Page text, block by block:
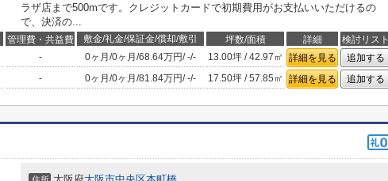
ラザ店まで500mです。クレジットカードで初期費用がお支払いいただけるの
で、決済の...
管理費・共益費 敷金/礼金/保証金/償却/敷引 坪数/面積 詳細
検討リスト
- 0ヶ月 /0ヶ月 /68.64万円/-/- 13.00坪 / 42.97㎡ 詳細を見る
追加する
- 0ヶ月 /0ヶ月 /81.84万円/-/- 17.50坪 / 57.85㎡ 詳細を見る 追加する